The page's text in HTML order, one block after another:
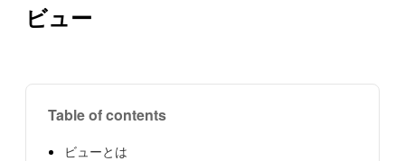
ビュー
Table of contents
ビューとは